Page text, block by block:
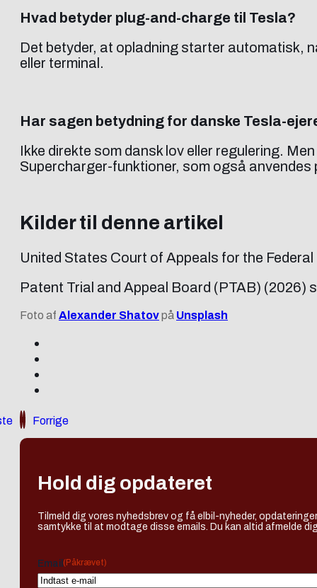
Hvad betyder plug-and-charge til Tesla?
Det betyder, at opladning starter automatisk,
eller terminal.
Har sagen betydning for danske Tesla-
Ikke direkte som dansk lov eller regulering.
Supercharger-funktioner, som også anvendes
Kilder til denne artikel
United States Court of Appeals for the
Patent Trial and Appeal Board (PTAB) (2026)
Foto af Alexander Shatovpå Unsplash
Forrige
Hold dig opdateret
Tilmeld dig vores nyhedsbrev og få elbil-nyheder,
samtykke til at modtage disse emails. Du kan altid afmelde
Email (Påkrævet)